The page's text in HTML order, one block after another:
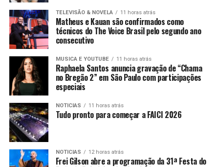
TELEVISÃO & NOVELA 11 horas atrás
Matheus e Kauan são confirmados como
técnicos do The Voice Brasil pelo segundo ano
consecutivo
MUSICA E YOUTUBE 11 horas atrás
Raphaela Santos anuncia gravação de “Chama
no Bregão 2” em São Paulo com participações
especiais
NOTICIAS 11 horas atrás
Tudo pronto para começar a FAICI 2026
NOTICIAS 12 horas atrás
Frei Gilson abre a programação da 31ª Festa do